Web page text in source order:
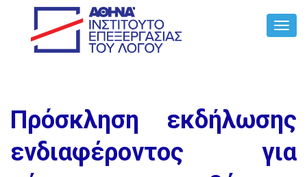
Πρόσκληση εκδήλωσης
ενδιαφέροντος για